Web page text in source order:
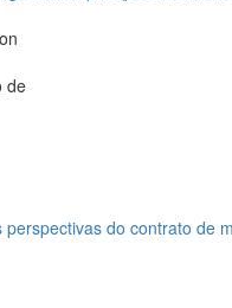
de
do contrato